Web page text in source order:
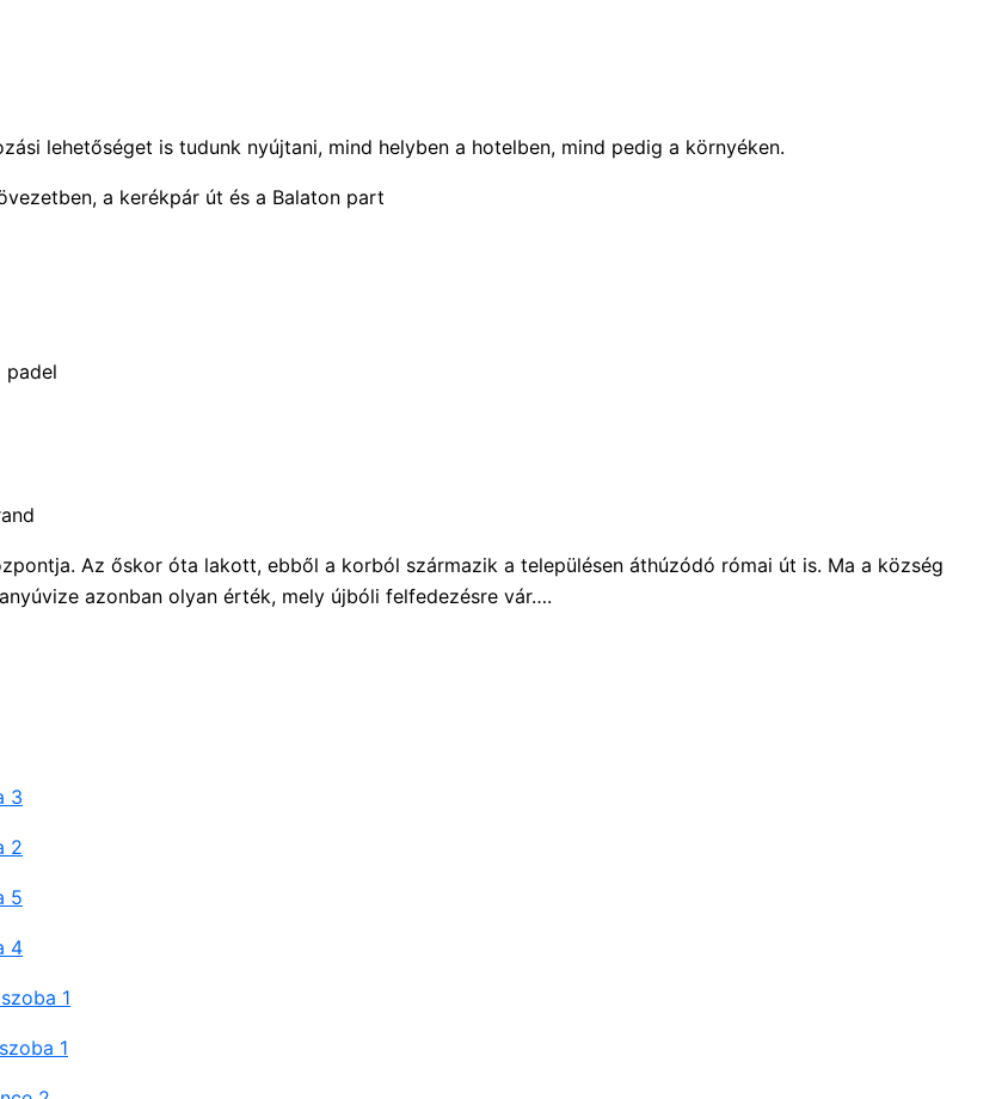
lehetőséget is tudunk nyújtani, mind helyben a hotelben, mind pedig a környéken.
a kerékpár út és a Balaton part
padel
Az őskor óta lakott, ebből a korból származik a településen áthúzódó római út is. Ma a község
azonban olyan érték, mely újbóli felfedezésre vár….